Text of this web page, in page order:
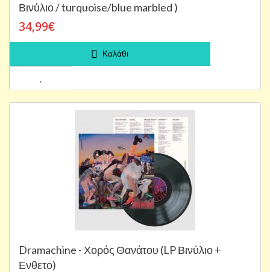
Βινύλιο / turquoise/blue marbled )
34,99€
Καλάθι
Dramachine - Χορός Θανάτου (LP Βινύλιο +
Ενθετο)